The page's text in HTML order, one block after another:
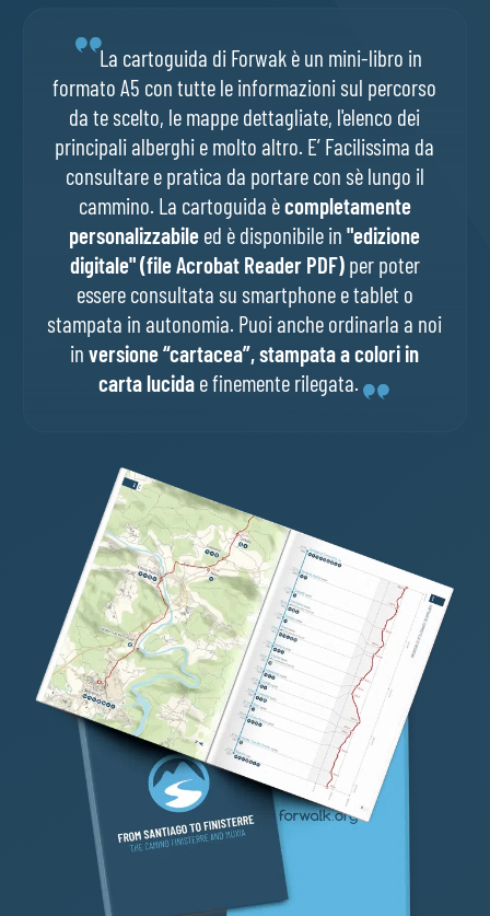
La cartoguida di Forwak è un mini-libro in
formato A5 con tutte le informazioni sul percorso
da te scelto, le mappe dettagliate, l'elenco dei
principali alberghi e molto altro. E’ Facilissima da
consultare e pratica da portare con sè lungo il
cammino. La cartoguida ècompletamente
personalizzabile ed è disponibile in"edizione
digitale" (file Acrobat Reader PDF)per poter
essere consultata su smartphone e tablet o
stampata in autonomia. Puoi anche ordinarla a noi
inversione “cartacea”, stampata a colori in
carta lucida e finemente rilegata.